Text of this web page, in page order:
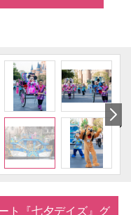
ト『七夕デイズ』グ